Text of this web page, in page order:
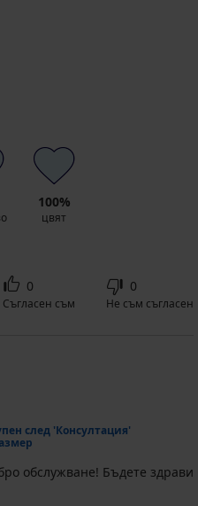
100%
цвят
0
Съгласен съм
0
Не съм съгласен
след 'Консултация'
обслужване! Бъдете здрави